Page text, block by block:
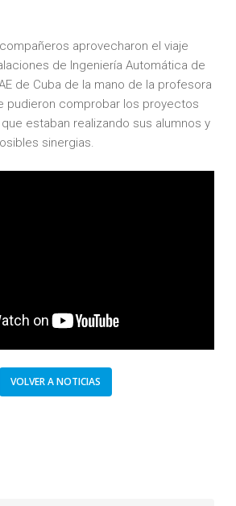
aprovecharon el viaje
de Ingeniería Automática de
de Cuba de la mano de la profesora
pudieron comprobar los proyectos
estaban realizando sus alumnos y
sinergias.
VOLVER A NOTICIAS